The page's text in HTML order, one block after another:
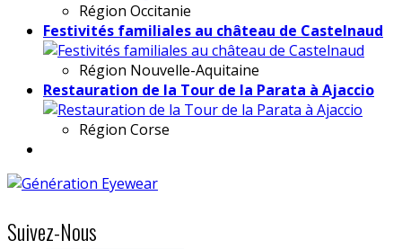
Région Occitanie
Festivités familiales au château de Castelnaud
Région Nouvelle-Aquitaine
Restauration de la Tour de la Parata à Ajaccio
Région Corse
Suivez-Nous